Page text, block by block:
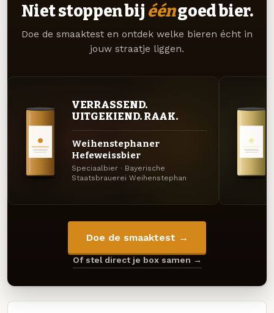
Niet stoppen bij ééngoed bier.
Doe de smaaktest en ontdek welke bieren écht in
jouw straatje liggen.
VERRASSEND.
UITGEKIEND. RAAK.
Weihenstephaner
Hefeweissbier
Speciaalbier · Bayerische
Staatsbrauerei Weihenstephan
Doe de smaaktest →
Of stel direct je box samen →